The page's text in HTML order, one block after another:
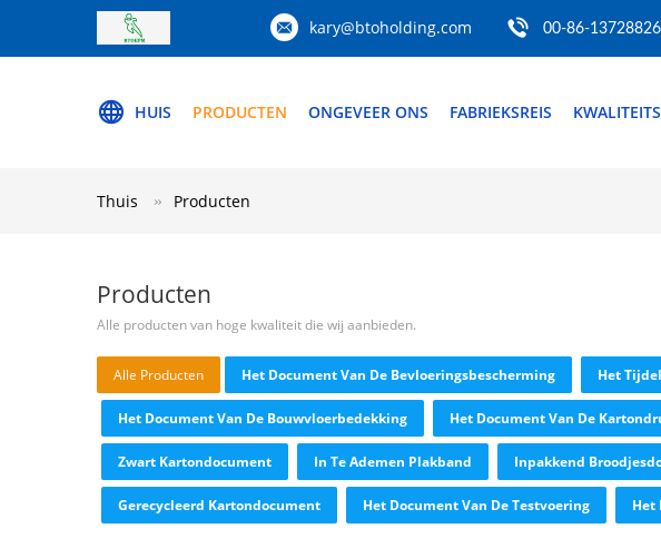
kary@btoholding.com 00-86-
HUIS PRODUCTEN ONGEVEER ONS FABRIEKSREIS
Thuis Producten
Producten
Alle producten van hoge kwaliteit die wij aanbieden.
Alle Producten Het Document Van De Bevloeringsbescherming Het
Het Document Van De Bouwvloerbedekking Het Document Van De
Zwart Kartondocument In Te Ademen Plakband Inpakkend
Gerecycleerd Kartondocument Het Document Van De Testvoering Het